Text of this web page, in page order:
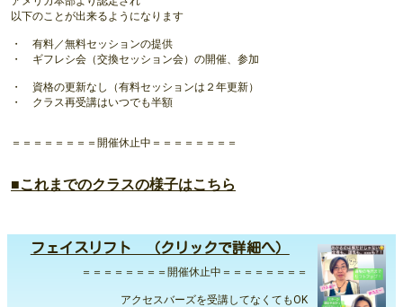
以下のことが出来るようになります
・ 有料／無料セッションの提供
・ ギフレシ会（交換セッション会）の開催、参加
・ 資格の更新なし（有料セッションは２年更新）
・ クラス再受講はいつでも半額
＝＝＝＝＝＝＝＝開催休止中＝＝＝＝＝＝＝＝
■これまでのクラスの様子はこちら
フェイスリフト （クリックで詳細へ）
＝＝＝＝＝＝＝＝開催休止中＝＝＝＝＝＝＝＝
アクセスバーズを受講してなくてもOK